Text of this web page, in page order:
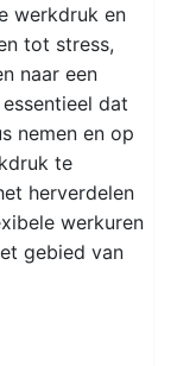
werkdruk en
tot stress,
naar een
dat
nemen en op
te
herverdelen
werkuren
gebied van